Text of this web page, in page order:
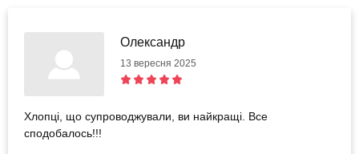
Олександр
13 вересня 2025
Хлопці, що супроводжували, ви найкращі. Все
сподобалось!!!